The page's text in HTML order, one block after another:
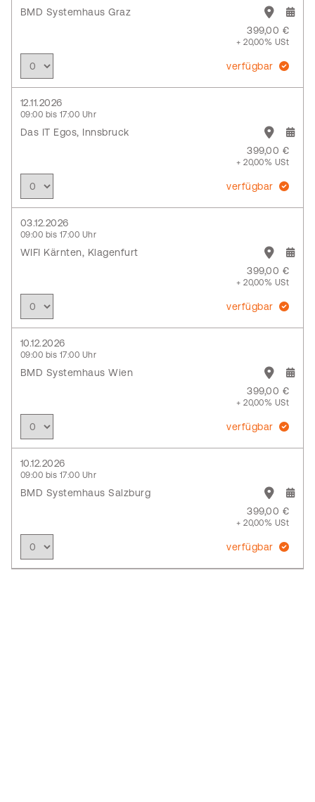
BMD Systemhaus Graz
399,00 €
+ 20,00% USt
verfügbar
12.11.2026
09:00 bis 17:00 Uhr
Das IT Egos, Innsbruck
399,00 €
+ 20,00% USt
verfügbar
03.12.2026
09:00 bis 17:00 Uhr
WIFI Kärnten, Klagenfurt
399,00 €
+ 20,00% USt
verfügbar
10.12.2026
09:00 bis 17:00 Uhr
BMD Systemhaus Wien
399,00 €
+ 20,00% USt
verfügbar
10.12.2026
09:00 bis 17:00 Uhr
BMD Systemhaus Salzburg
399,00 €
+ 20,00% USt
verfügbar